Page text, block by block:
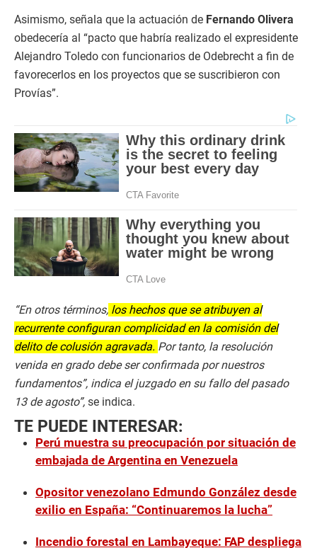
Asimismo, señala que la actuación de Fernando Olivera
obedecería al “pacto que habría realizado el expresidente
Alejandro Toledo con funcionarios de Odebrecht a fin de
favorecerlos en los proyectos que se suscribieron con
Provías”.
“En otros términos, los hechos que se atribuyen al
recurrente configuran complicidad en la comisión del
delito de colusión agravada. Por tanto, la resolución
venida en grado debe ser confirmada por nuestros
fundamentos”, indica el juzgado en su fallo del pasado
13 de agosto”, se indica.
TE PUEDE INTERESAR:
Perú muestra su preocupación por situación de
embajada de Argentina en Venezuela
Opositor venezolano Edmundo González desde
exilio en España: “Continuaremos la lucha”
Incendio forestal en Lambayeque: FAP despliega